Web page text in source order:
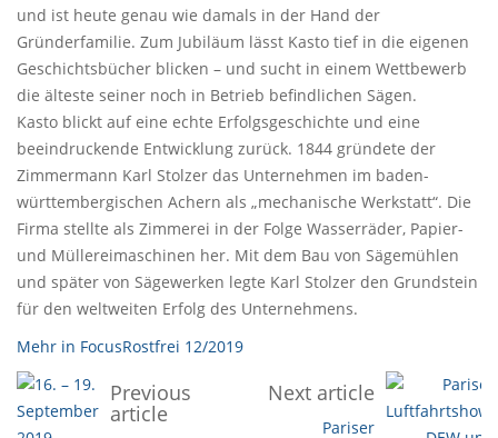
und ist heute genau wie damals in der Hand der
Gründerfamilie. Zum Jubiläum lässt Kasto tief in die eigenen
Geschichtsbücher blicken – und sucht in einem Wettbewerb
die älteste seiner noch in Betrieb befindlichen Sägen.
Kasto blickt auf eine echte Erfolgsgeschichte und eine
beeindruckende Entwicklung zurück. 1844 gründete der
Zimmermann Karl Stolzer das Unternehmen im baden-
württembergischen Achern als „mechanische Werkstatt“. Die
Firma stellte als Zimmerei in der Folge Wasserräder, Papier-
und Müllereimaschinen her. Mit dem Bau von Sägemühlen
und später von Sägewerken legte Karl Stolzer den Grundstein
für den weltweiten Erfolg des Unternehmens.
Mehr in FocusRostfrei 12/2019
Previous
article
Next article
Pariser